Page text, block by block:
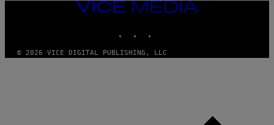
VICE
MEDIA
© 2026 VICE DIGITAL PUBLISHING, LLC